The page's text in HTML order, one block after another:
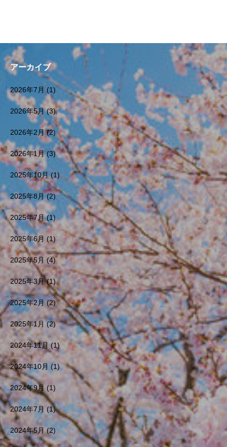
アーカイブ
2026年7月 (1)
2026年5月(3)
2026年2月(2)
2026年1月(3)
2025年10月(1)
2025年8月(2)
2025年7月(1)
2025年6月 (1)
2025年5月 (4)
2025年3月(1)
2025年2月(2)
2025年1月 (2)
2024年11月(1)
2024年10月(1)
2024年9月 (1)
2024年7月(1)
2024年5月(2)